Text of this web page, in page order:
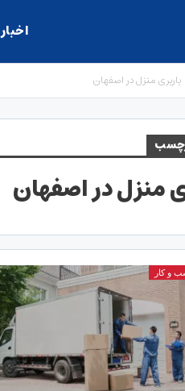
باربری منزل در اصفهان
منزل در اصفهان
و کار